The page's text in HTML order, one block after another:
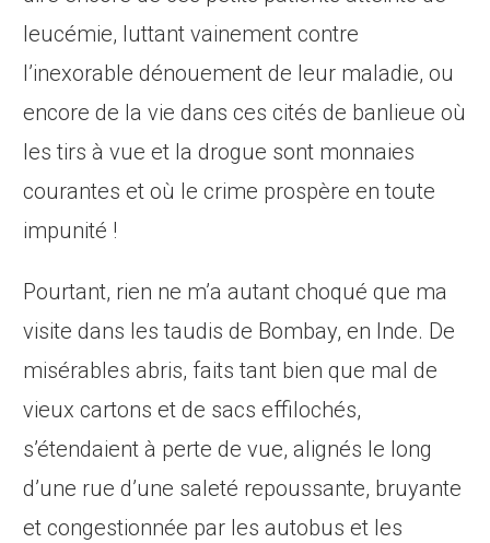
leucémie, luttant vainement contre
l’inexorable dénouement de leur maladie, ou
encore de la vie dans ces cités de banlieue où
les tirs à vue et la drogue sont monnaies
courantes et où le crime prospère en toute
impunité !
Pourtant, rien ne m’a autant choqué que ma
visite dans les taudis de Bombay, en Inde. De
misérables abris, faits tant bien que mal de
vieux cartons et de sacs effilochés,
s’étendaient à perte de vue, alignés le long
d’une rue d’une saleté repoussante, bruyante
et congestionnée par les autobus et les